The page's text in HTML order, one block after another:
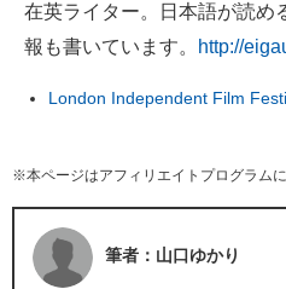
在英ライター。日本語が読め
報も書いています。
http://
London Independent Film
※本ページはアフィリエイトプログラム
筆者：山口ゆかり